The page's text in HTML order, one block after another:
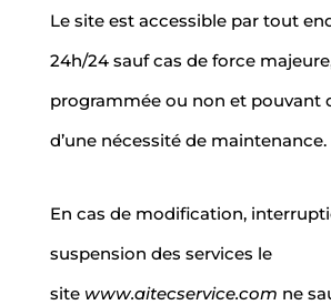
Le site est accessible par tout
24h/24 sauf cas de force
programmée ou non et pouvant
d’une nécessité de maintenance.
En cas de modification,
suspension des services le
site www.aitecservice.com ne